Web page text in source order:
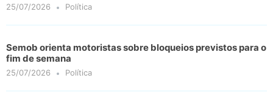
25/07/2026 Política
Semob orienta motoristas sobre bloqueios previstos para o
fim de semana
25/07/2026 Política